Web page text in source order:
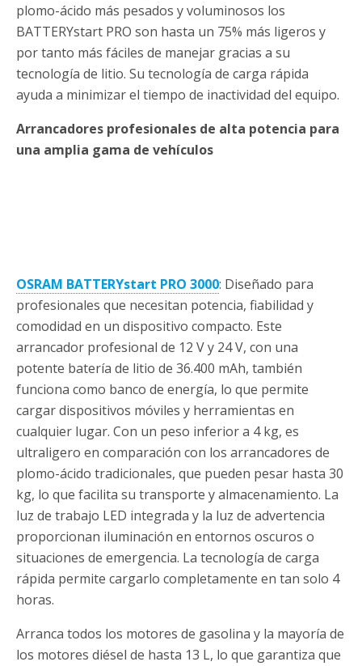
plomo-ácido más pesados y voluminosos los
BATTERYstart PRO son hasta un 75% más ligeros y
por tanto más fáciles de manejar gracias a su
tecnología de litio. Su tecnología de carga rápida
ayuda a minimizar el tiempo de inactividad del equipo.
Arrancadores profesionales de alta potencia para
una amplia gama de vehículos
OSRAM BATTERYstart PRO 3000: Diseñado para
profesionales que necesitan potencia, fiabilidad y
comodidad en un dispositivo compacto. Este
arrancador profesional de 12 V y 24 V, con una
potente batería de litio de 36.400 mAh, también
funciona como banco de energía, lo que permite
cargar dispositivos móviles y herramientas en
cualquier lugar. Con un peso inferior a 4 kg, es
ultraligero en comparación con los arrancadores de
plomo-ácido tradicionales, que pueden pesar hasta 30
kg, lo que facilita su transporte y almacenamiento. La
luz de trabajo LED integrada y la luz de advertencia
proporcionan iluminación en entornos oscuros o
situaciones de emergencia. La tecnología de carga
rápida permite cargarlo completamente en tan solo 4
horas.
Arranca todos los motores de gasolina y la mayoría de
los motores diésel de hasta 13 L, lo que garantiza que